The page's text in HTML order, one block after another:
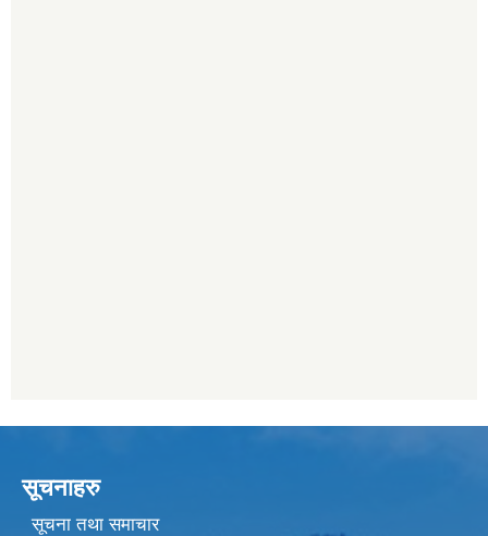
सूचनाहरु
सूचना तथा समाचार